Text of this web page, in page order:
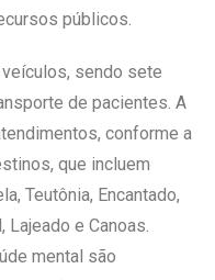
públicos.
sendo sete
de pacientes. A
conforme a
que incluem
Teutônia, Encantado,
e Canoas.
mental são